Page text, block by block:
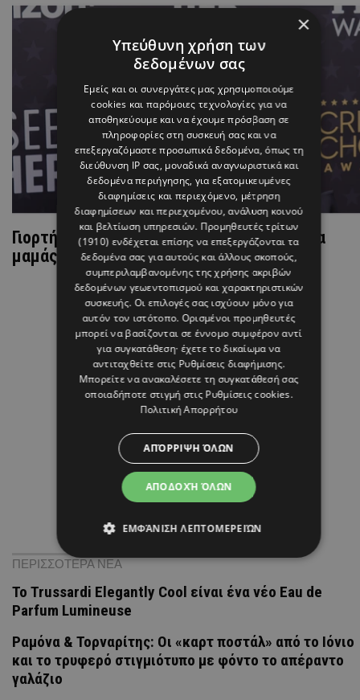
Γιορτή της Μητέρας: Τα πιο στιλάτα δίδυμα
μαμάς-κόρης που ξεχωρίζουν
ΠΕΡΙΣΣΟΤΕΡΑ ΝΕΑ
Το Trussardi Elegantly Cool είναι ένα νέο Eau de
Parfum Lumineuse
Ραμόνα & Τορναρίτης: Οι «καρτ ποστάλ» από το Ιόνιο
και το τρυφερό στιγμιότυπο με φόντο το απέραντο
γαλάζιο
×
Υπεύθυνη χρήση των
δεδομένων σας
Εμείς και οι συνεργάτες μας χρησιμοποιούμε
cookies και παρόμοιες τεχνολογίες για να
αποθηκεύουμε και να έχουμε πρόσβαση σε
πληροφορίες στη συσκευή σας και να
επεξεργαζόμαστε προσωπικά δεδομένα, όπως τη
διεύθυνση IP σας, μοναδικά αναγνωριστικά και
δεδομένα περιήγησης, για εξατομικευμένες
διαφημίσεις και περιεχόμενο, μέτρηση
διαφημίσεων και περιεχομένου, ανάλυση κοινού
και βελτίωση υπηρεσιών. Προμηθευτές τρίτων
(1910) ενδέχεται επίσης να επεξεργάζονται τα
δεδομένα σας για αυτούς και άλλους σκοπούς,
συμπεριλαμβανομένης της χρήσης ακριβών
δεδομένων γεωεντοπισμού και χαρακτηριστικών
συσκευής. Οι επιλογές σας ισχύουν μόνο για
αυτόν τον ιστότοπο. Ορισμένοι προμηθευτές
μπορεί να βασίζονται σε έννομο συμφέρον αντί
για συγκατάθεση· έχετε το δικαίωμα να
αντιταχθείτε στις Ρυθμίσεις διαφήμισης.
Μπορείτε να ανακαλέσετε τη συγκατάθεσή σας
οποιαδήποτε στιγμή στιςΡυθμίσεις cookies.
Πολιτική Απορρήτου
ΑΠΟΔΟΧΉ ΌΛΩΝ
ΑΠΌΡΡΙΨΗ ΌΛΩΝ
ΕΜΦΆΝΙΣΗ ΛΕΠΤΟΜΕΡΕΙΏΝ